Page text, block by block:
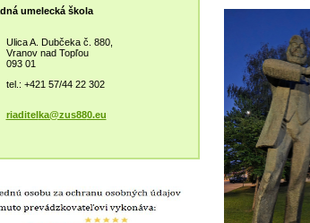
umelecká škola
Ulica A. Dubčeka č. 880,
Vranov nad Topľou
093 01
tel.: +421 57/44 22 302
riaditelka@zus880.eu